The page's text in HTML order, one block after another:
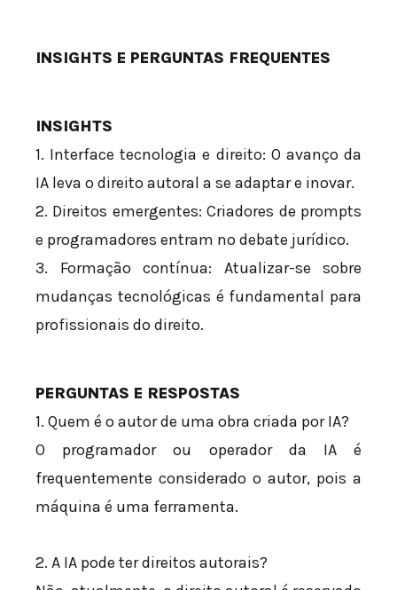
INSIGHTS E PERGUNTAS FREQUENTES
INSIGHTS
1. Interface tecnologia e direito: O avanço da
IA leva o direito autoral a se adaptar e inovar.
2. Direitos emergentes: Criadores de prompts
e programadores entram no debate jurídico.
3. Formação contínua: Atualizar-se sobre
mudanças tecnológicas é fundamental para
profissionais do direito.
PERGUNTAS E RESPOSTAS
1. Quem é o autor de uma obra criada por IA?
O programador ou operador da IA é
frequentemente considerado o autor, pois a
máquina é uma ferramenta.
2. A IA pode ter direitos autorais?